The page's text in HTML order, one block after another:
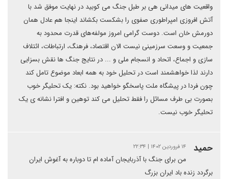
واقعیت های میدانی هی بر طبل جنگ می کوبید در نهایت موفق شد با
آتش افروزی امپراطوری صفوی را بشکست بکشاند اینجا هم عادل همان
دورمش خان است. دوست گرامی امروز مولفه‌های قدرت محدود به
جمعیت و وسعت سرزمینی نیست الان اقتصاد، فرهنگ، ارتباطات، ائتلاف
سازی و اجماع، اتحاد و انسجام ملی و ... در نتایج جنگ ها نقش‌ بسزایی
دارند لذا خواهشمند است در تحلیل خود به همه ابعاد موضوع تامل کند
چون فردا در پیشگاه ملت پاسخگو خواهید بود. نکته: یک تحلیگر خوب
بصورت بی طرف مسائل را فقط تحلیل می کند توهین و افترا نشانه ی یک
تحلیگر خوب نیست.
حمید ۱۴ فروردین ۱۴۰۲ | ۲۲:۳۴
من برای جنگ با آذربایجان آماده ام تا دوباره به آغوش ایران
برگردد زنده باد ایران بزرگ